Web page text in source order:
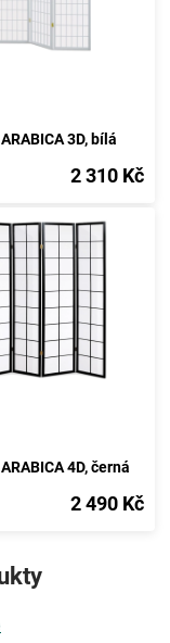
3D, bílá
2 310 Kč
4D, černá
2 490 Kč